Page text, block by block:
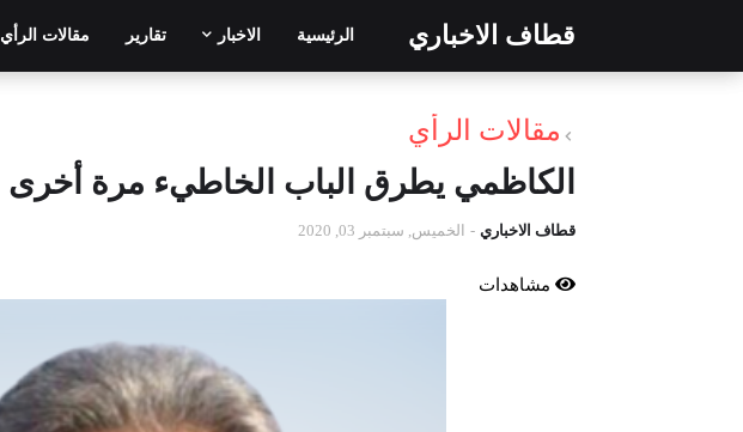
قطاف الاخباري الرئيسية الاخبار تقارير مقالات الرأي
مقالات الرأي
الكاظمي يطرق الباب الخاطيء مرة أخرى
قطاف الاخباري - الخميس, سبتمبر 03, 2020
مشاهدات